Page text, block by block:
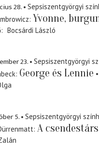
28.
Sepsiszentgyörgyi
Yvonne,
Bocsárdi László
23.
Sepsiszentgyörgyi
George és Lennie
5.
Sepsiszentgyörgyi
A csendestárs